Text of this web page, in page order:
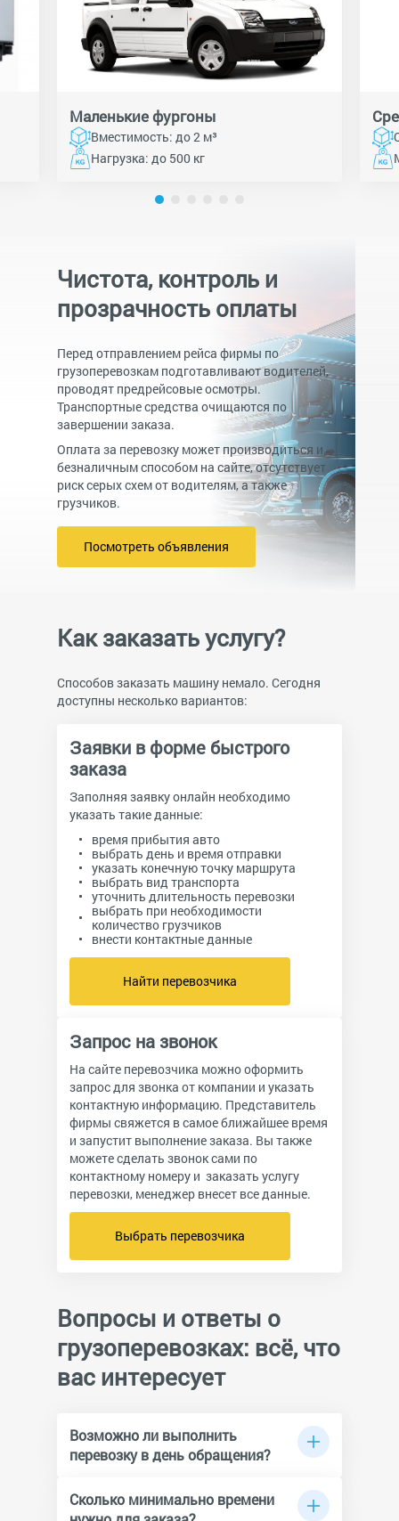
Маленькие фургоны
Вместимость: до 2 м³
Нагрузка: до 500 кг
Чистота, контроль и
прозрачность оплаты
Перед отправлением рейса фирмы по
грузоперевозкам подготавливают водителей,
проводят предрейсовые осмотры.
Транспортные средства очищаются по
завершении заказа.
Оплата за перевозку может производиться и
безналичным способом на сайте, отсутствует
риск серых схем от водителям, а также
грузчиков.
Посмотреть объявления
Как заказать услугу?
Способов заказать машину немало. Сегодня
доступны несколько вариантов:
Заявки в форме быстрого
заказа
Заполняя заявку онлайн необходимо
указать такие данные:
время прибытия авто
выбрать день и время отправки
указать конечную точку маршрута
выбрать вид транспорта
уточнить длительность перевозки
выбрать при необходимости
количество грузчиков
внести контактные данные
Найти перевозчика
Запрос на звонок
На сайте перевозчика можно оформить
запрос для звонка от компании и указать
контактную информацию. Представитель
фирмы свяжется в самое ближайшее время
и запустит выполнение заказа. Вы также
можете сделать звонок сами по
контактному номеру и заказать услугу
перевозки, менеджер внесет все данные.
Выбрать перевозчика
Вопросы и ответы о
грузоперевозках: всё, что
вас интересует
Возможно ли выполнить
перевозку в день обращения?
готовы выделить машину в тот же день.
Кроме того, вы можете получить
Сколько минимально времени